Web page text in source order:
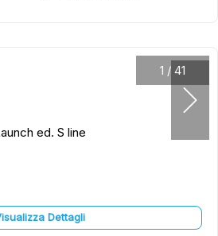
1 / 41
ed. S line
Dettagli